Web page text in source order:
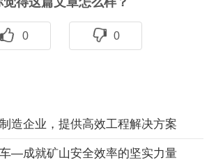
0 0
造企业，提供高效工程解决方案
—成就矿山安全效率的坚实力量